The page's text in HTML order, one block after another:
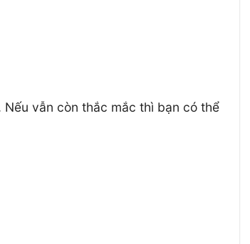
vẫn còn thắc mắc thì bạn có thể